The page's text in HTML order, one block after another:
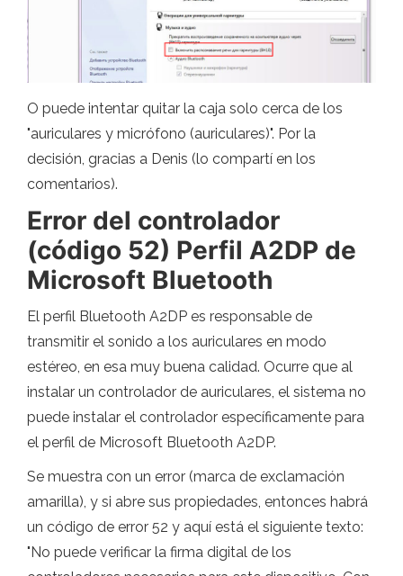
O puede intentar quitar la caja solo cerca de los
"auriculares y micrófono (auriculares)". Por la
decisión, gracias a Denis (lo compartí en los
comentarios).
Error del controlador
(código 52) Perfil A2DP de
Microsoft Bluetooth
El perfil Bluetooth A2DP es responsable de
transmitir el sonido a los auriculares en modo
estéreo, en esa muy buena calidad. Ocurre que al
instalar un controlador de auriculares, el sistema no
puede instalar el controlador específicamente para
el perfil de Microsoft Bluetooth A2DP.
Se muestra con un error (marca de exclamación
amarilla), y si abre sus propiedades, entonces habrá
un código de error 52 y aquí está el siguiente texto:
"No puede verificar la firma digital de los